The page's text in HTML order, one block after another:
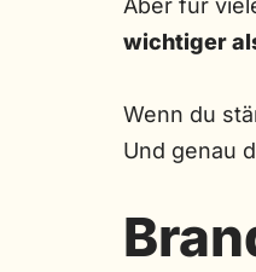
Aber für
wichtiger
Wenn du
Und genau